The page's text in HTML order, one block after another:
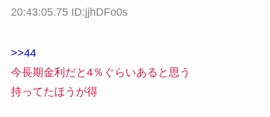
20:43:05.75 ID:jjhDFo0s
>>44
今長期金利だと4％ぐらいあると思う
持ってたほうが得